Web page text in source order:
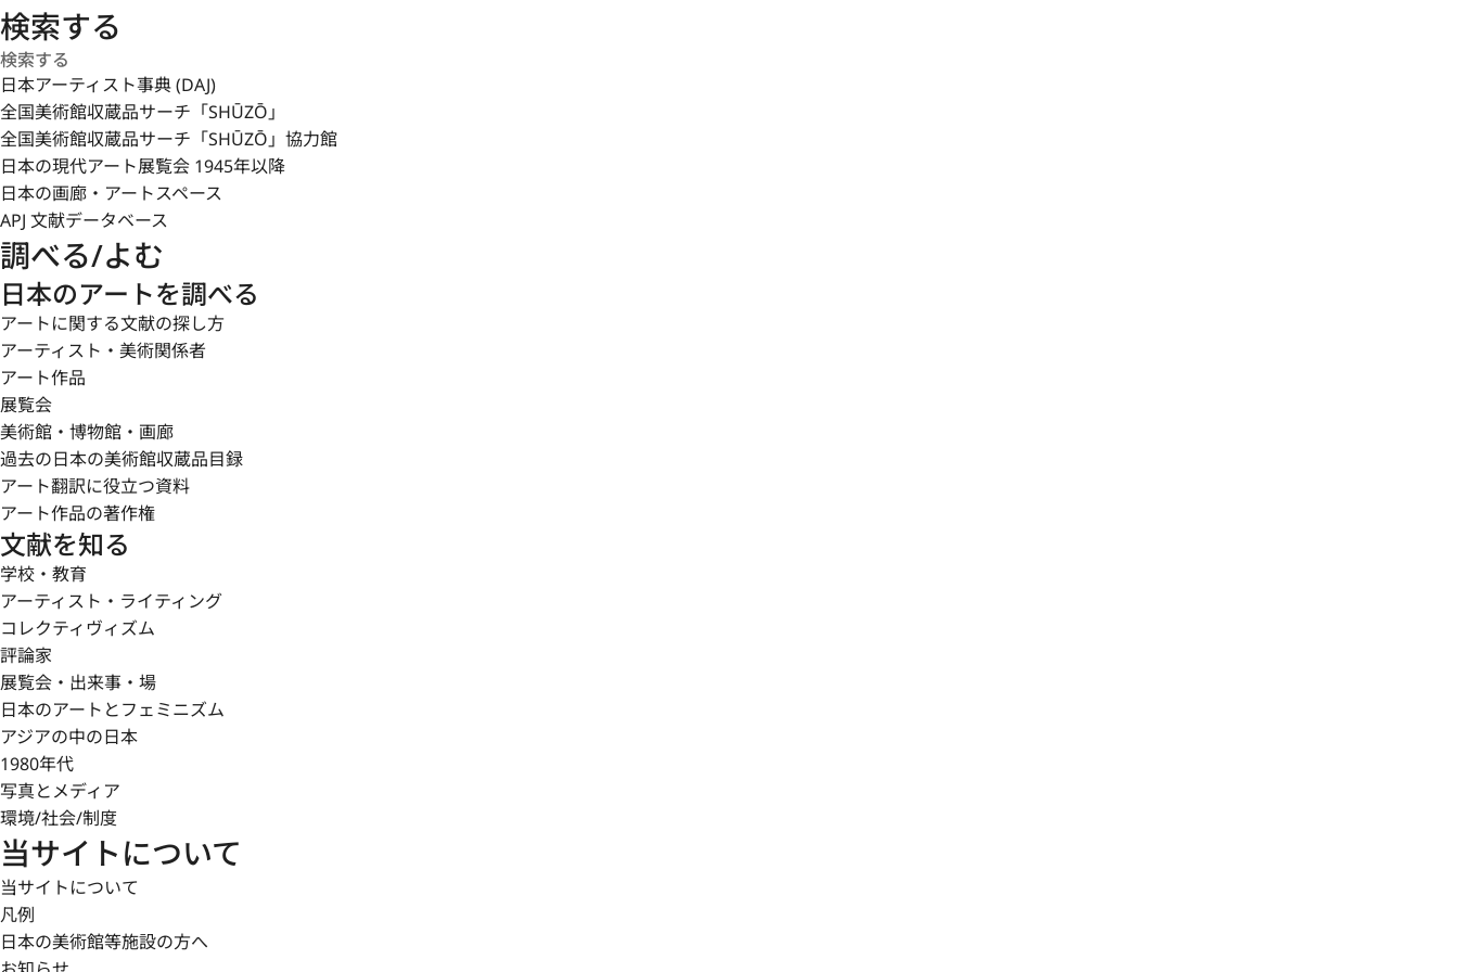
検索する
日本アーティスト事典 (DAJ)
全国美術館収蔵品サーチ「SHŪZŌ」
全国美術館収蔵品サーチ「SHŪZŌ」協力館
日本の現代アート展覧会 1945年以降
日本の画廊・アートスペース
APJ 文献データベース
調べる/よむ
日本のアートを調べる
アートに関する文献の探し方
アーティスト・美術関係者
アート作品
展覧会
美術館・博物館・画廊
過去の日本の美術館収蔵品目録
アート翻訳に役立つ資料
アート作品の著作権
文献を知る
学校・教育
アーティスト・ライティング
コレクティヴィズム
評論家
展覧会・出来事・場
日本のアートとフェミニズム
アジアの中の日本
1980年代
写真とメディア
環境/社会/制度
当サイトについて
当サイトについて
凡例
日本の美術館等施設の方へ